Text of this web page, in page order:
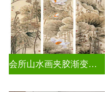
会所山水画夹胶渐变玻璃